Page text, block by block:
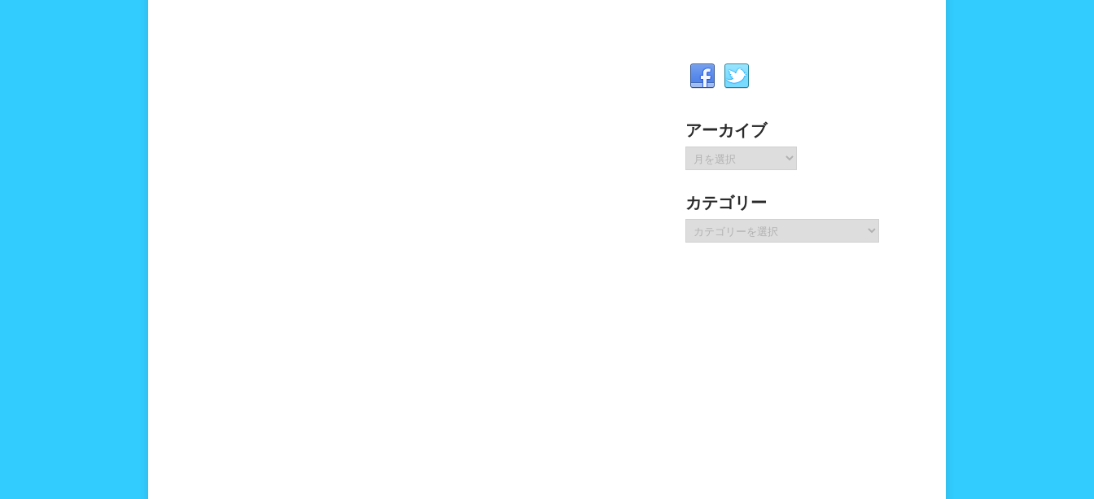
アーカイブ
ア
ー
イ
ブ
カテゴリー
テ